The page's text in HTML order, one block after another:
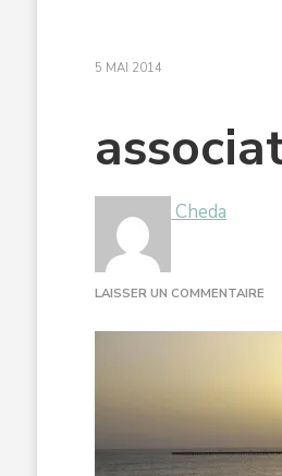
5 MAI 2014
Cheda
LAISSER UN COMMENTAIRESUR